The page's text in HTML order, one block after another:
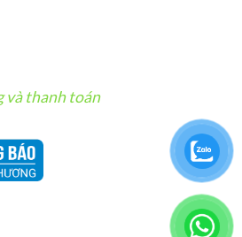
và thanh toán